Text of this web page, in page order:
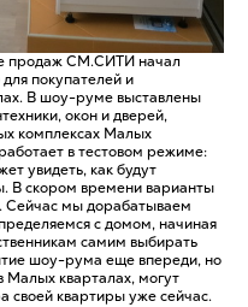
продаж СМ.СИТИ начал
покупателей и
В шоу-руме выставлены
окон и дверей,
комплексах Малых
в тестовом режиме:
увидеть, как будут
В скором времени варианты
Сейчас мы дорабатываем
с домом, начиная
самим выбирать
шоу-рума еще впереди, но
Малых кварталах, могут
своей квартиры уже сейчас.